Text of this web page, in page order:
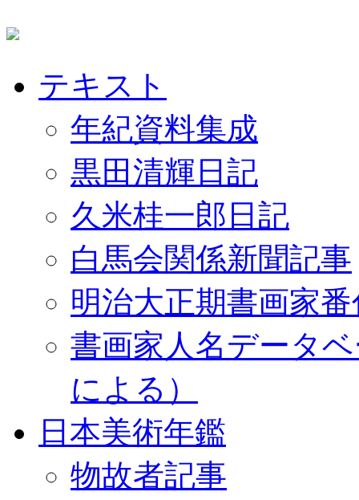
テキスト
年紀資料集成
黒田清輝日記
久米桂一郎日記
白馬会関係新聞記事
明治大正期書画家
書画家人名データ
による）
日本美術年鑑
物故者記事